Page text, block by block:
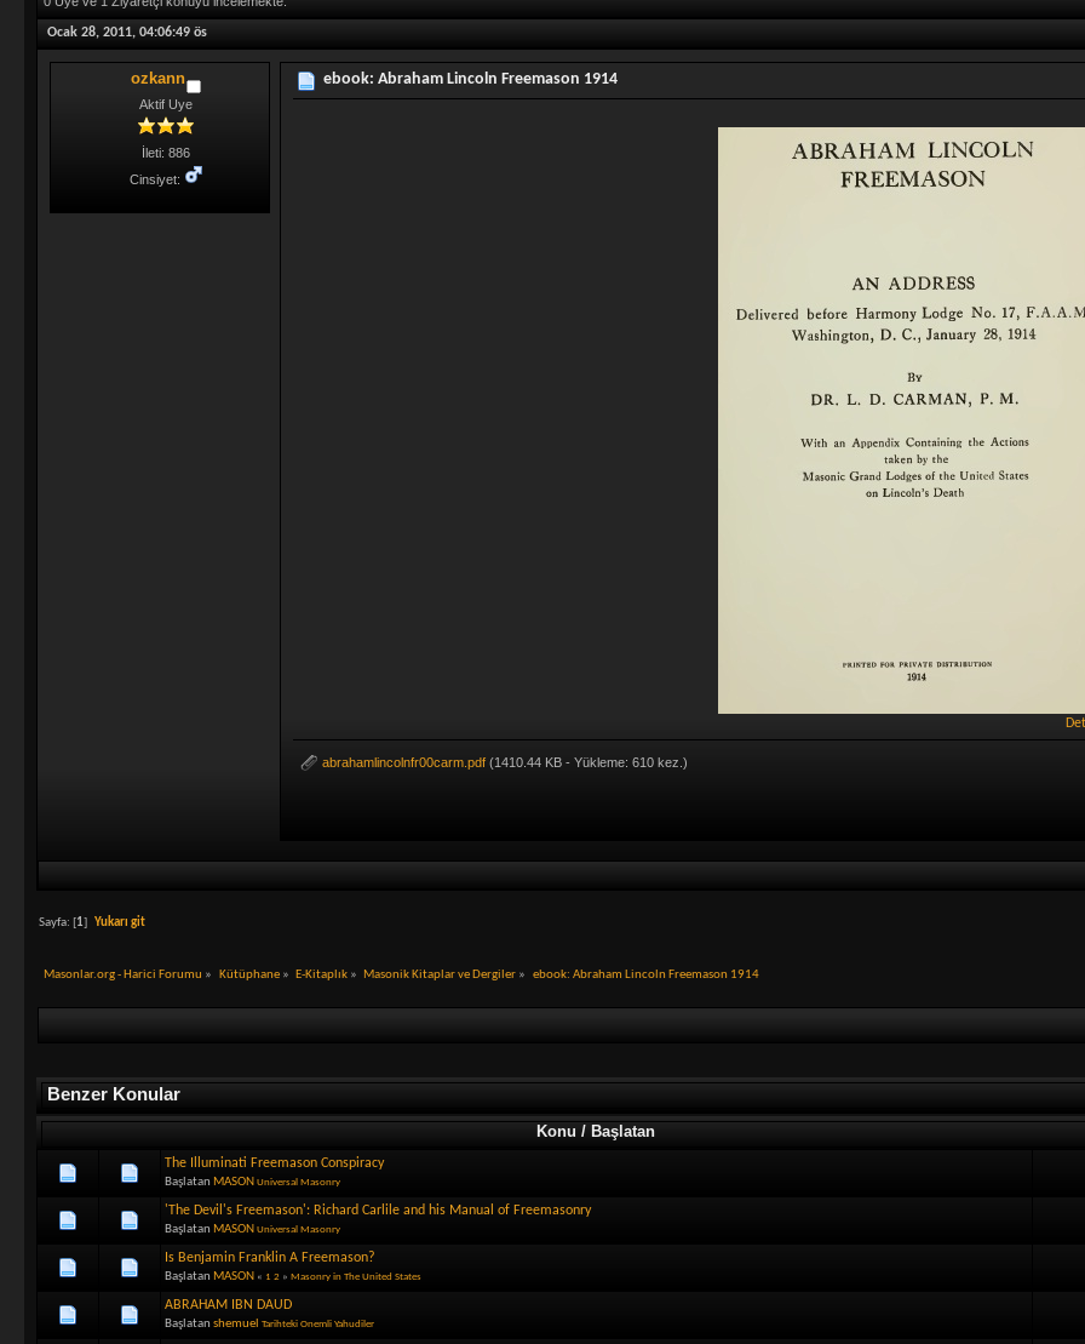
Ocak 28, 2011, 04:06:49 ös
ozkann
Aktif Uye
İleti: 886
Cinsiyet:
ebook: Abraham Lincoln Freemason 1914
abrahamlincolnfr00carm.pdf (1410.44 KB - Yükleme: 610 kez.)
Sayfa: [1]Yukarı git
Masonlar.org - Harici Forumu » Kütüphane» E-Kitaplık » Masonik Kitaplar ve Dergiler » ebook: Abraham Lincoln Freemason 1914
Benzer Konular
Konu / Başlatan
The Illuminati Freemason Conspiracy
Başlatan MASON Universal Masonry
'The Devil's Freemason': Richard Carlile and his Manual of Freemasonry
Başlatan MASON Universal Masonry
Is Benjamin Franklin A Freemason?
Başlatan MASON « 1 2 » Masonry in The United States
ABRAHAM IBN DAUD
Başlatanshemuel Tarihteki Onemli Yahudiler